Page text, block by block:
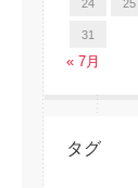
24 25
31
« 7月
タグ